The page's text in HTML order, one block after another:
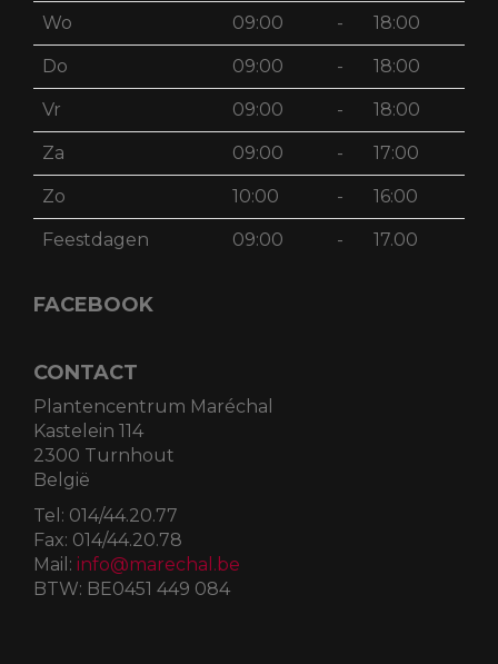
Wo 09:00 - 18:00
Do 09:00 - 18:00
Vr 09:00 - 18:00
Za 09:00 - 17:00
Zo 10:00 - 16:00
Feestdagen 09:00 - 17.00
FACEBOOK
CONTACT
Plantencentrum Maréchal
Kastelein 114
2300 Turnhout
België
Tel: 014/44.20.77
Fax: 014/44.20.78
Mail: info@marechal.be
BTW: BE0451 449 084